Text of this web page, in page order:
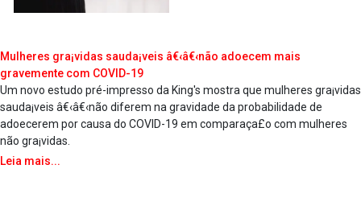
Mulheres gra¡vidas sauda¡veis â€‹â€‹não adoecem mais
gravemente com COVID-19
Um novo estudo pré-impresso da King's mostra que mulheres gra¡vidas
sauda¡veis â€‹â€‹não diferem na gravidade da probabilidade de
adoecerem por causa do COVID-19 em comparaça£o com mulheres
não gra¡vidas.
Leia mais...